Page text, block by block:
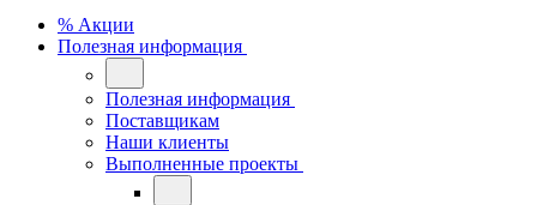
% Акции
Полезная информация
Полезная информация
Поставщикам
Наши клиенты
Выполненные проекты